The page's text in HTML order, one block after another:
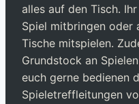
alles auf den Tisch.
Spiel mitbringen oder
Tische mitspielen.
Grundstock an
euch gerne bedienen
Spieletreffleitungen